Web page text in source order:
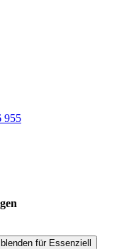
955
für Essenziell